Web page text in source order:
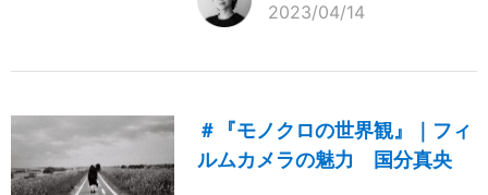
2023/04/14
＃『モノクロの世界観』｜フィ
ルムカメラの魅力 国分真央